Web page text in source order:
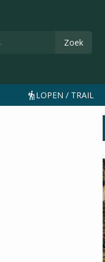
LOPEN / TRAIL